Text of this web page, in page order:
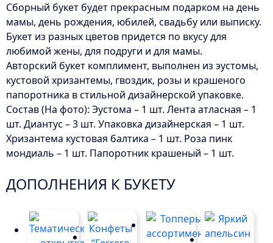
Сборный букет будет прекрасным подарком на день
мамы, день рождения, юбилей, свадьбу или выписку.
Букет из разных цветов придется по вкусу для
любимой жены, для подруги и для мамы.
Авторский букет комплимент, выполнен из эустомы,
кустовой хризантемы, гвоздик, розы и крашеного
папоротника в стильной дизайнерской упаковке.
Состав (На фото): Эустома – 1 шт. Лента атласная – 1
шт. Диантус – 3 шт. Упаковка дизайнерская – 1 шт.
Хризантема кустовая балтика – 1 шт. Роза пинк
мондиаль – 1 шт. Папоротник крашеный – 1 шт.
ДОПОЛНЕНИЯ К БУКЕТУ